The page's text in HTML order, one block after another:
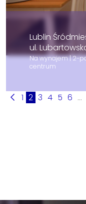
Lublin
ul.
Na wynajem | 2-
centrum
1 2 3 4 5 6 ...